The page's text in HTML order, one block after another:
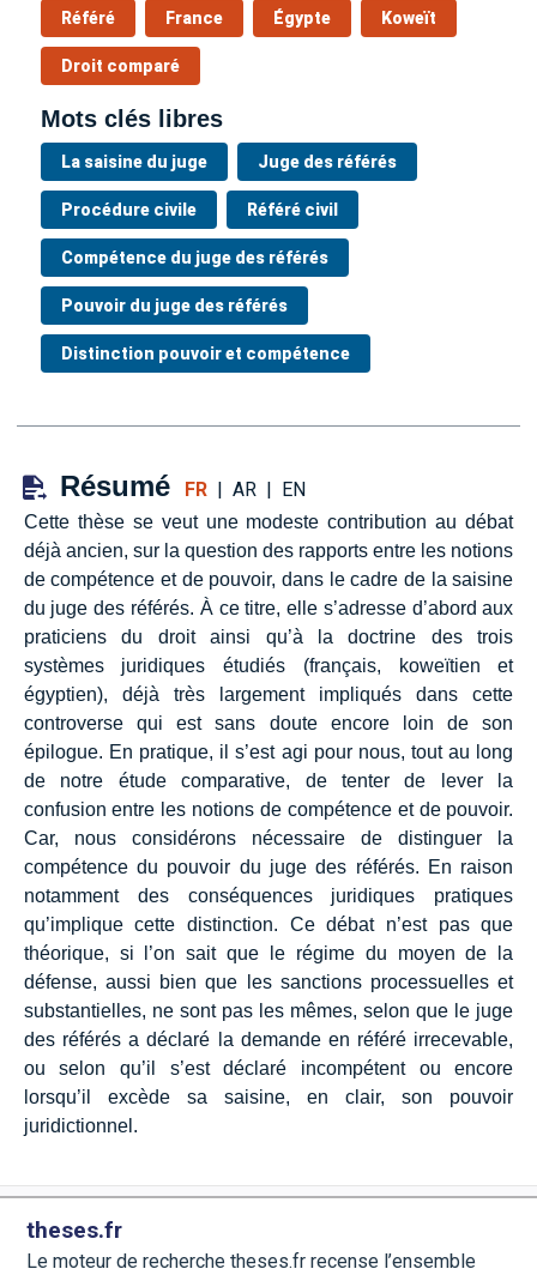
Référé France Égypte Koweït
Droit comparé
Mots clés libres
La saisine du juge Juge des référés
Procédure civile Référé civil
Compétence du juge des référés
Pouvoir du juge des référés
Distinction pouvoir et compétence
Résumé FR| AR| EN
Cette thèse se veut une modeste contribution au débat
déjà ancien, sur la question des rapports entre les notions
de compétence et de pouvoir, dans le cadre de la saisine
du juge des référés. À ce titre, elle s’adresse d’abord aux
praticiens du droit ainsi qu’à la doctrine des trois
systèmes juridiques étudiés (français, koweïtien et
égyptien), déjà très largement impliqués dans cette
controverse qui est sans doute encore loin de son
épilogue. En pratique, il s’est agi pour nous, tout au long
de notre étude comparative, de tenter de lever la
confusion entre les notions de compétence et de pouvoir.
Car, nous considérons nécessaire de distinguer la
compétence du pouvoir du juge des référés. En raison
notamment des conséquences juridiques pratiques
qu’implique cette distinction. Ce débat n’est pas que
théorique, si l’on sait que le régime du moyen de la
défense, aussi bien que les sanctions processuelles et
substantielles, ne sont pas les mêmes, selon que le juge
des référés a déclaré la demande en référé irrecevable,
ou selon qu’il s’est déclaré incompétent ou encore
lorsqu’il excède sa saisine, en clair, son pouvoir
juridictionnel.
theses.fr
Le moteur de recherche theses.fr recense l’ensemble